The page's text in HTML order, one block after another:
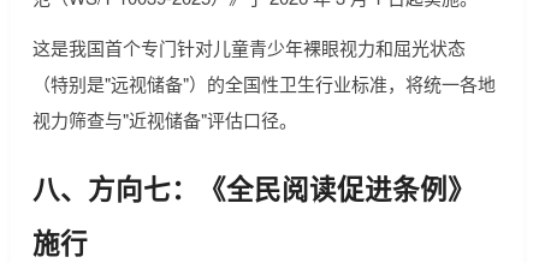
这是我国首个专门针对儿童青少年裸眼视力和屈光状态
（特别是"远视储备"）的全国性卫生行业标准，将统一各地
视力筛查与"近视储备"评估口径。
八、方向七：《全民阅读促进条例》
施行